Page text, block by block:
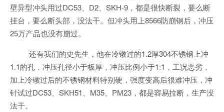
壁异型冲头用过DC53、D2、SKH-9，都是很快断裂，要么断
挂台，要么断头部，没法干。但冲头用上8566防崩钢后，冲压
25万产品也没有崩过。
还有我们的史先生，他在冷镦过的1.2厚304不锈钢上冲
1.1的孔，冲压孔径小于板厚，冲压比例小于1:1，工况恶劣，
加上冷镦过后的不锈钢材料特别硬，强度变高后很难冲压，冲
针试过DC53、SKH51、M35、PM23，都是容易拉断，生产没
法干。